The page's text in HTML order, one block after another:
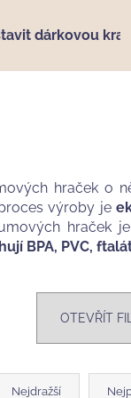
dárkovou
hraček o
výroby je
hraček
BPA, PVC,
OTEVŘÍT
Nejdražší